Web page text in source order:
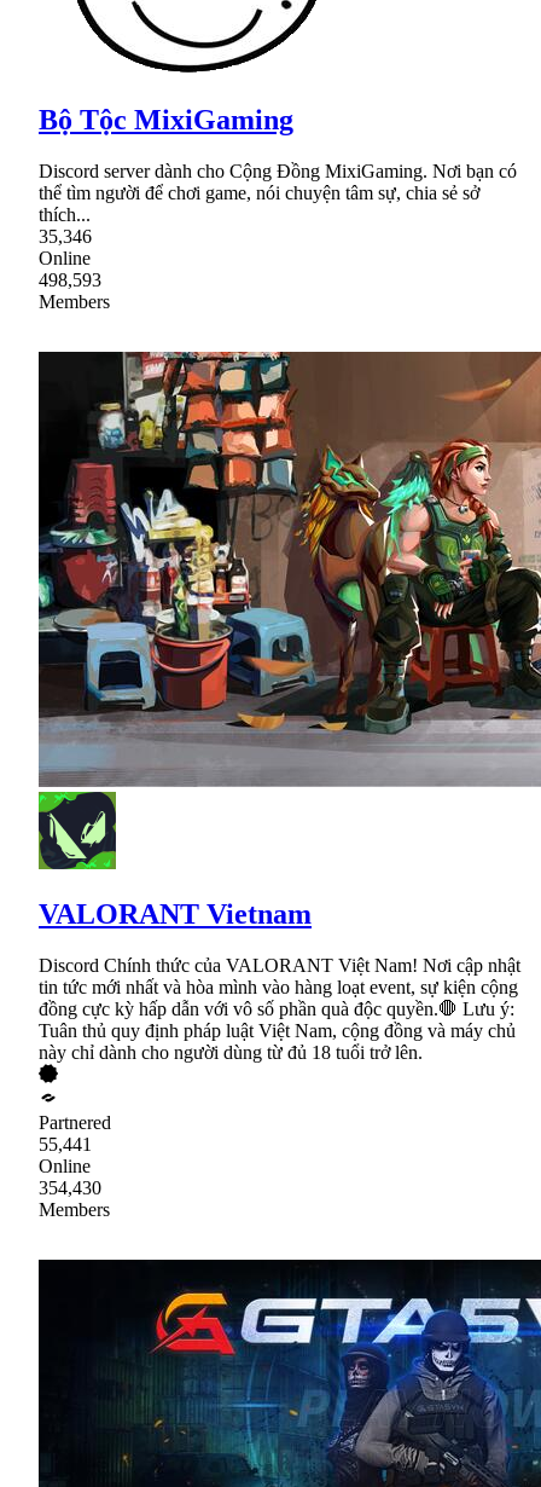
Bộ Tộc MixiGaming
Discord server dành cho Cộng Đồng MixiGaming. Nơi bạn có
thể tìm người để chơi game, nói chuyện tâm sự, chia sẻ sở
thích...
35,346
Online
498,593
Members
VALORANT Vietnam
Discord Chính thức của VALORANT Việt Nam! Nơi cập nhật
tin tức mới nhất và hòa mình vào hàng loạt event, sự kiện cộng
đồng cực kỳ hấp dẫn với vô số phần quà độc quyền.🛑 Lưu ý:
Tuân thủ quy định pháp luật Việt Nam, cộng đồng và máy chủ
này chỉ dành cho người dùng từ đủ 18 tuổi trở lên.
Partnered
55,441
Online
354,430
Members